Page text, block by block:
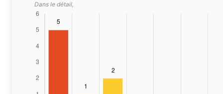
Dans le détail,